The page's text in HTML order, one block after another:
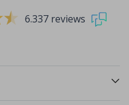
6.337 reviews